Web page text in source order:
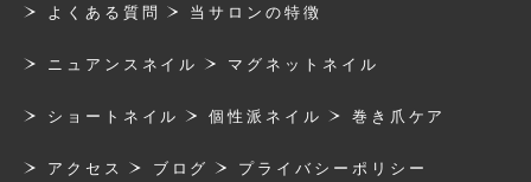
よくある質問 当サロンの特徴
ニュアンスネイル マグネットネイル
ショートネイル 個性派ネイル 巻き爪ケア
アクセス ブログ プライバシーポリシー